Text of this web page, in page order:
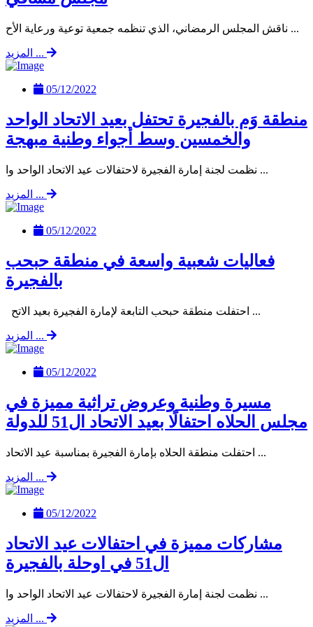
ناقش المجلس الرمضاني، الذي تنظمه جمعية توعية ورعاية الأح ...
المزيد ...
05/12/2022
منطقة وَم بالفجيرة تحتفل بعيد الاتحاد الواحد
والخمسين وسط أجواء وطنية مبهجة
نظمت لجنة إمارة الفجيرة لاحتفالات عيد الاتحاد الواحد وا ...
المزيد ...
05/12/2022
فعاليات شعبية واسعة في منطقة حبحب
بالفجيرة
احتفلت منطقة حبحب التابعة لإمارة الفجيرة بعيد الاتح ...
المزيد ...
05/12/2022
مسيرة وطنية وعروض تراثية مميزة في
مجلس الحلاه احتفالًا بعيد الاتحاد ال51 للدولة
احتفلت منطقة الحلاه بإمارة الفجيرة بمناسبة عيد الاتحاد ...
المزيد ...
05/12/2022
مشاركات مميزة في احتفالات عيد الاتحاد
ال51 في اوحلة بالفجيرة
نظمت لجنة إمارة الفجيرة لاحتفالات عيد الاتحاد الواحد وا ...
المزيد ...